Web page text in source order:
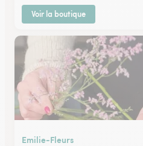
Voir la boutique
Emilie-Fleurs